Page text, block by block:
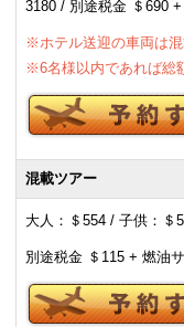
その非日常的な空間に
れられない思い出のひ
ヘリコプターでグラン
きます。
みゆく美しい夕日と、
で思い出を締めくくる
名様まで）
3180 / 別途税金 ＄690
※ホテル送迎の車両は
※6名様以内であれば総
混載ツアー
大人：＄554 / 子供：＄
別途税金 ＄115 + 燃油